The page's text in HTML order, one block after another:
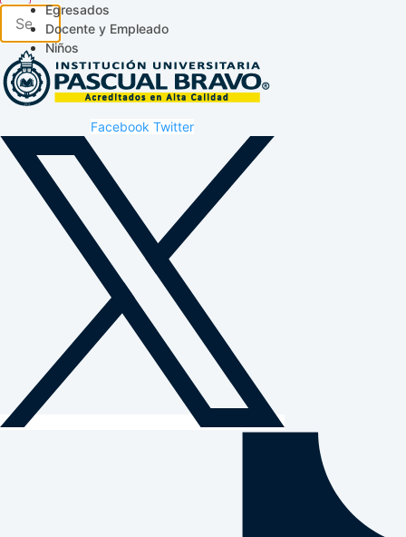
Egresados
Docente y Empleado
Niños
Facebook Twitter